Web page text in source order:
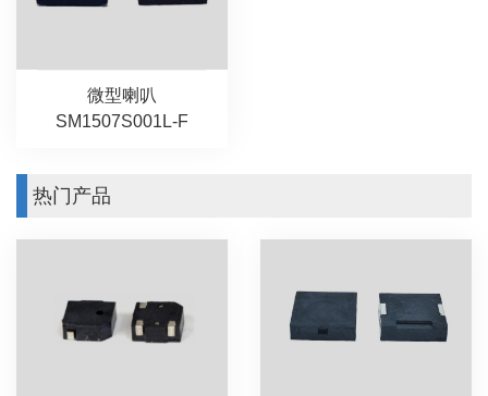
微型喇叭
SM1507S001L-F
热门产品